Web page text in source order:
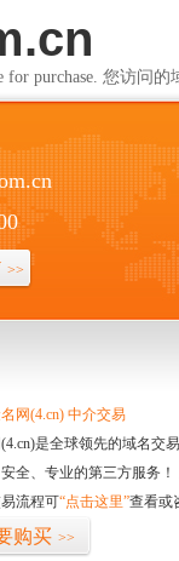
for purchase. 您访问
>>
网(4.cn) 中介交易
是全球领先的域名交
全、专业的第三方服务
流程可“点击这里”查看或
购买 >>